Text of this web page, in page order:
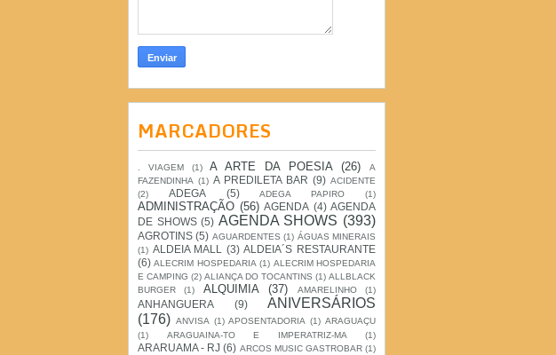
MARCADORES
. VIAGEM (1) A ARTE DA POESIA (26)
A
FAZENDINHA (1) A PREDILETA BAR (9) ACIDENTE
(2)
ADEGA (5) ADEGA PAPIRO (1)
ADMINISTRAÇÃO (56) AGENDA (4) AGENDA
DE SHOWS (5) AGENDA SHOWS (393)
AGROTINS (5) AGUARDENTES (1) ÁGUAS MINERAIS
(1) ALDEIA MALL (3) ALDEIA´S RESTAURANTE
(6) ALECRIM HOSPEDARIA (1) ALECRIM HOSPEDARIA
E CAMPING (2) ALIANÇA DO TOCANTINS (1) ALLBLACK
BURGER
(1) ALQUIMIA (37) AMARELINHO (1)
ANHANGUERA (9)
ANIVERSÁRIOS
(176) ANVISA (1) APOSENTADORIA (1) ARAGUAÇU
(1)
ARAGUAINA-TO E IMPERATRIZ-MA (1)
ARARUAMA - RJ (6) ARCOS MUSIC GASTROBAR (1)